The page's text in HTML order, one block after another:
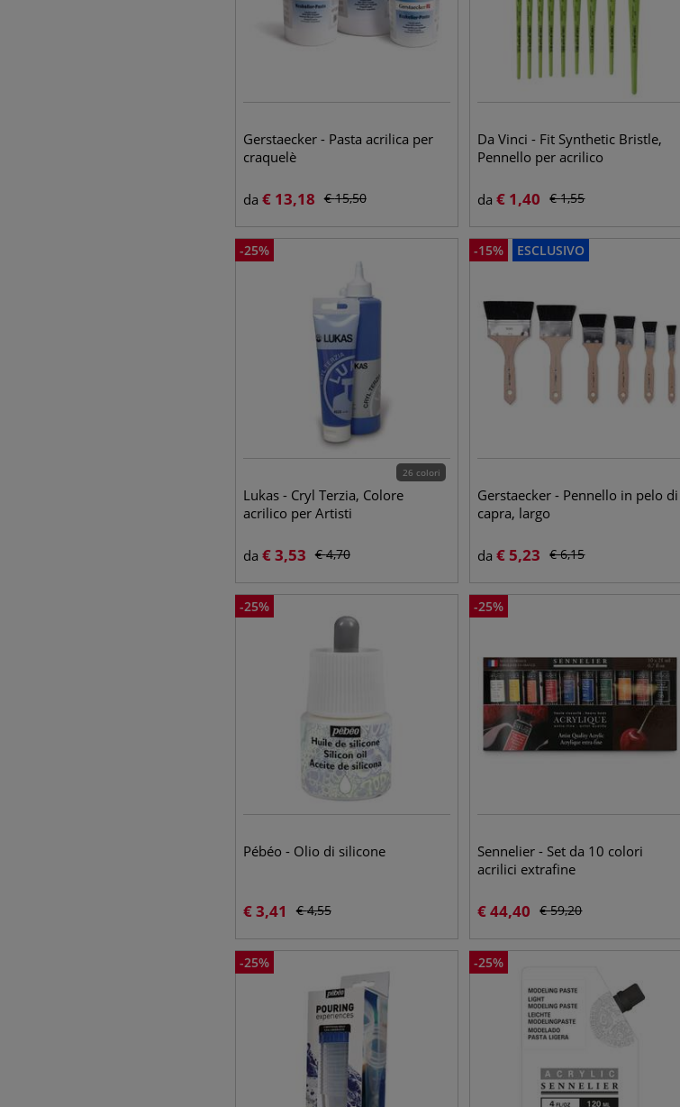
Gerstaecker - Pasta acrilica per
craquelè
da € 13,18 €15,50
Da Vinci - Fit Synthetic Bristle,
Pennello per acrilico
da € 1,40 €1,55
-25%
26 colori
Lukas - Cryl Terzia, Colore
acrilico per Artisti
da €3,53 €4,70
-15% ESCLUSIVO
Gerstaecker - Pennello in pelo di
capra, largo
da € 5,23 €6,15
-25%
Pébéo - Olio di silicone
€3,41 €4,55
-25%
Sennelier - Set da 10 colori
acrilici extrafine
€44,40 €59,20
-25% -25%